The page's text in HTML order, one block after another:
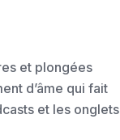
et plongées
d’âme qui fait
et les onglets